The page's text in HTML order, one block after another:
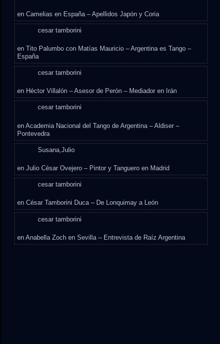
enCamelias en España – Apellidos Japón y Coria
cesar tamborini
enTito Palumbo con Matías Mauricio – Argentina es Tango –
España
cesar tamborini
en Héctor Villalón – Asesor de Perón – Mediador en Irán
cesar tamborini
enAcademia Nacional del Tango de Argentina – Aldiser –
Pontevedra
Susana,Julio
enJulio César Ovejero – Pintor y Tanguero en Madrid
cesar tamborini
enCésar Tamborini Duca – De Lonquimay a León
cesar tamborini
enAnabella Zoch en Sevilla – Entrevista de Raíz Argentina